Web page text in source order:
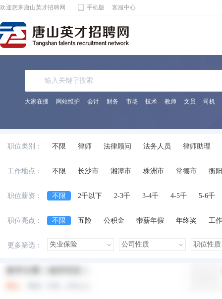
欢迎您来唐山英才招聘网 手机版 客服中心
大家在搜 网站维护 会计 财务 市场 技术 教师 文员 司机
职位类别： 不限 律师 法律顾问 法务人员 律师助理
工作地点： 不限 长沙市 湘潭市 株洲市 常德市 衡
职位薪资： 不限 2千以下 2-3千 3-4千 4-5千 5-6千
职位亮点： 不限 五险 公积金 带薪年假 年终奖
工
更多筛选：
本站职位 盟站职位